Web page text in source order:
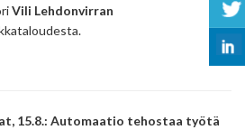
Vili Lehdonvirran
15.8.: Automaatio tehostaa työtä